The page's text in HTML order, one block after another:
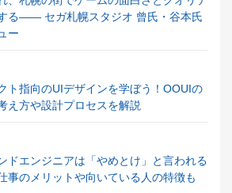
る―― セガ札幌スタジオ 曾氏・谷本氏
ー
ト指向のUIデザインを学ぼう！OOUIの
え方や設計プロセスを解説
ドエンジニアは「やめとけ」と言われる
事のメリットや向いている人の特徴も